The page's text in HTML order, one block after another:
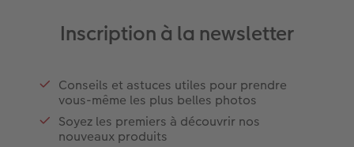
Inscription à la newsletter
Conseils et astuces utiles pour prendre
vous-même les plus belles photos
Soyez les premiers à découvrir nos
nouveaux produits